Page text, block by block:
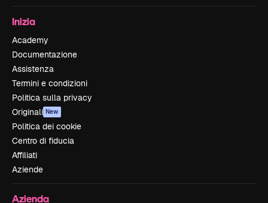
Inizia
Academy
Documentazione
Assistenza
Termini e condizioni
Politica sulla privacy
Originali New
Politica dei cookie
Centro di fiducia
Affiliati
Aziende
Azienda